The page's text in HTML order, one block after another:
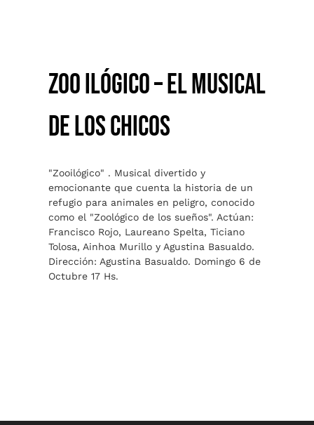
Zoo ilógico – el musical
de los chicos
"Zooilógico" . Musical divertido y
emocionante que cuenta la historia de un
refugio para animales en peligro, conocido
como el "Zoológico de los sueños". Actúan:
Francisco Rojo, Laureano Spelta, Ticiano
Tolosa, Ainhoa Murillo y Agustina Basualdo.
Dirección: Agustina Basualdo. Domingo 6 de
Octubre 17 Hs.